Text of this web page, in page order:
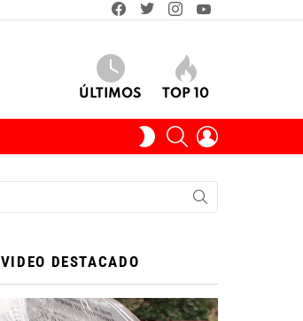
ÚLTIMOS TOP 10
SWITCH
SKIN
BUSCAR
VIDEO DESTACADO